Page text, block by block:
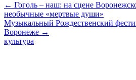
← Гоголь – наш: на сцене
необычные «мертвые души»
Музыкальный Рождественский
Воронеже →
культура